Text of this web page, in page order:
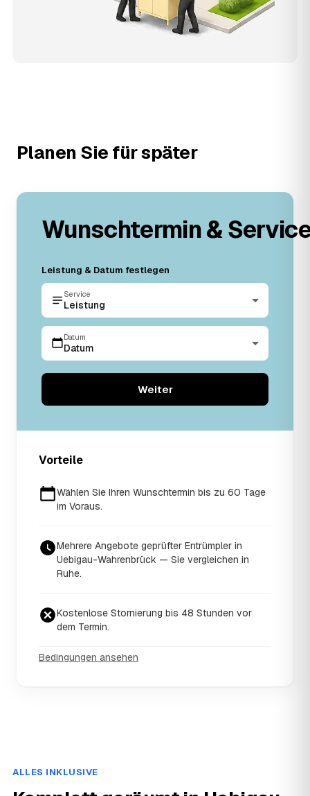
Planen Sie für später
Wunschtermin &
Leistung & Datum festlegen
Service
Leistung
Datum
Datum
Weiter
Vorteile
Wählen Sie Ihren Wunschtermin bis zu 60 Tage
im Voraus.
Mehrere Angebote geprüfter Entrümpler in
Uebigau-Wahrenbrück — Sie vergleichen in
Ruhe.
Kostenlose Stornierung bis 48 Stunden vor
dem Termin.
Bedingungen ansehen
ALLES INKLUSIVE